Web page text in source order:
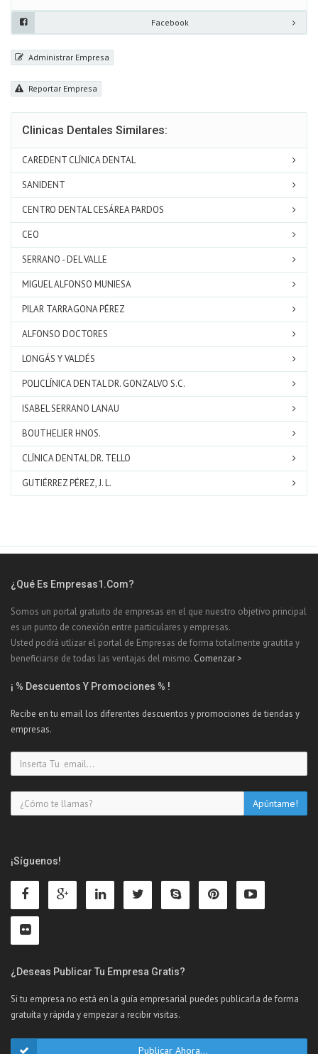
Facebook
Administrar Empresa
Reportar Empresa
Clinicas Dentales Similares:
CAREDENT CLÍNICA DENTAL
SANIDENT
CENTRO DENTAL CESÁREA PARDOS
CEO
SERRANO - DEL VALLE
MIGUEL ALFONSO MUNIESA
PILAR TARRAGONA PÉREZ
ALFONSO DOCTORES
LONGÁS Y VALDÉS
POLICLÍNICA DENTAL DR. GONZALVO S.C.
ISABEL SERRANO LANAU
BOUTHELIER HNOS.
CLÍNICA DENTAL DR. TELLO
GUTIÉRREZ PÉREZ, J. L.
¿Qué Es Empresas1.com?
Somos un portal gratuito de empresas en el que nuestro objetivo principal
es un punto de conexión entre particulares y empresas.
Usted podrá utlizar el portal de Empresas de forma totalmente grautita y
beneficiarse de todas las ventajas del mismo. Comenzar >
¡ % Descuentos Y Promociones % !
Recibe en tu email los diferentes descuentos y promociones de tiendas y
empresas.
¡Síguenos!
¿Deseas Publicar Tu Empresa Gratis?
Si tu empresa no está en la guía empresarial puedes publicarla de forma
gratuíta y rápida y empezar a recibir visitas.
Publicar Ahora...